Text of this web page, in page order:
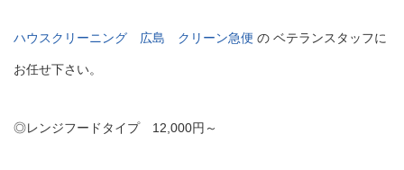
ハウスクリーニング 広島 クリーン急便 の ベテランスタッフに
お任せ下さい。
◎レンジフードタイプ 12,000円～